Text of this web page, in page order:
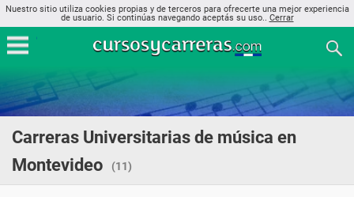
Nuestro sitio utiliza cookies propias y de terceros para ofrecerte una mejor experiencia
de usuario. Si continúas navegando aceptás su uso.. Cerrar
Carreras Universitarias de música en
Montevideo
(11)